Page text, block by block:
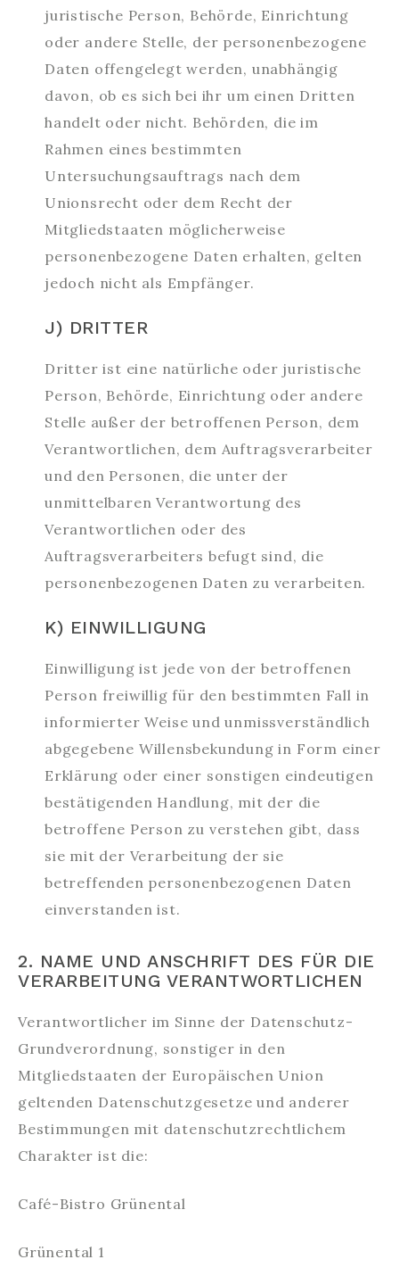
juristische Person, Behörde, Einrichtung
oder andere Stelle, der personenbezogene
Daten offengelegt werden, unabhängig
davon, ob es sich bei ihr um einen Dritten
handelt oder nicht. Behörden, die im
Rahmen eines bestimmten
Untersuchungsauftrags nach dem
Unionsrecht oder dem Recht der
Mitgliedstaaten möglicherweise
personenbezogene Daten erhalten, gelten
jedoch nicht als Empfänger.
J) DRITTER
Dritter ist eine natürliche oder juristische
Person, Behörde, Einrichtung oder andere
Stelle außer der betroffenen Person, dem
Verantwortlichen, dem Auftragsverarbeiter
und den Personen, die unter der
unmittelbaren Verantwortung des
Verantwortlichen oder des
Auftragsverarbeiters befugt sind, die
personenbezogenen Daten zu verarbeiten.
K) EINWILLIGUNG
Einwilligung ist jede von der betroffenen
Person freiwillig für den bestimmten Fall in
informierter Weise und unmissverständlich
abgegebene Willensbekundung in Form einer
Erklärung oder einer sonstigen eindeutigen
bestätigenden Handlung, mit der die
betroffene Person zu verstehen gibt, dass
sie mit der Verarbeitung der sie
betreffenden personenbezogenen Daten
einverstanden ist.
2. NAME UND ANSCHRIFT DES FÜR DIE
VERARBEITUNG VERANTWORTLICHEN
Verantwortlicher im Sinne der Datenschutz-
Grundverordnung, sonstiger in den
Mitgliedstaaten der Europäischen Union
geltenden Datenschutzgesetze und anderer
Bestimmungen mit datenschutzrechtlichem
Charakter ist die:
Café-Bistro Grünental
Grünental 1